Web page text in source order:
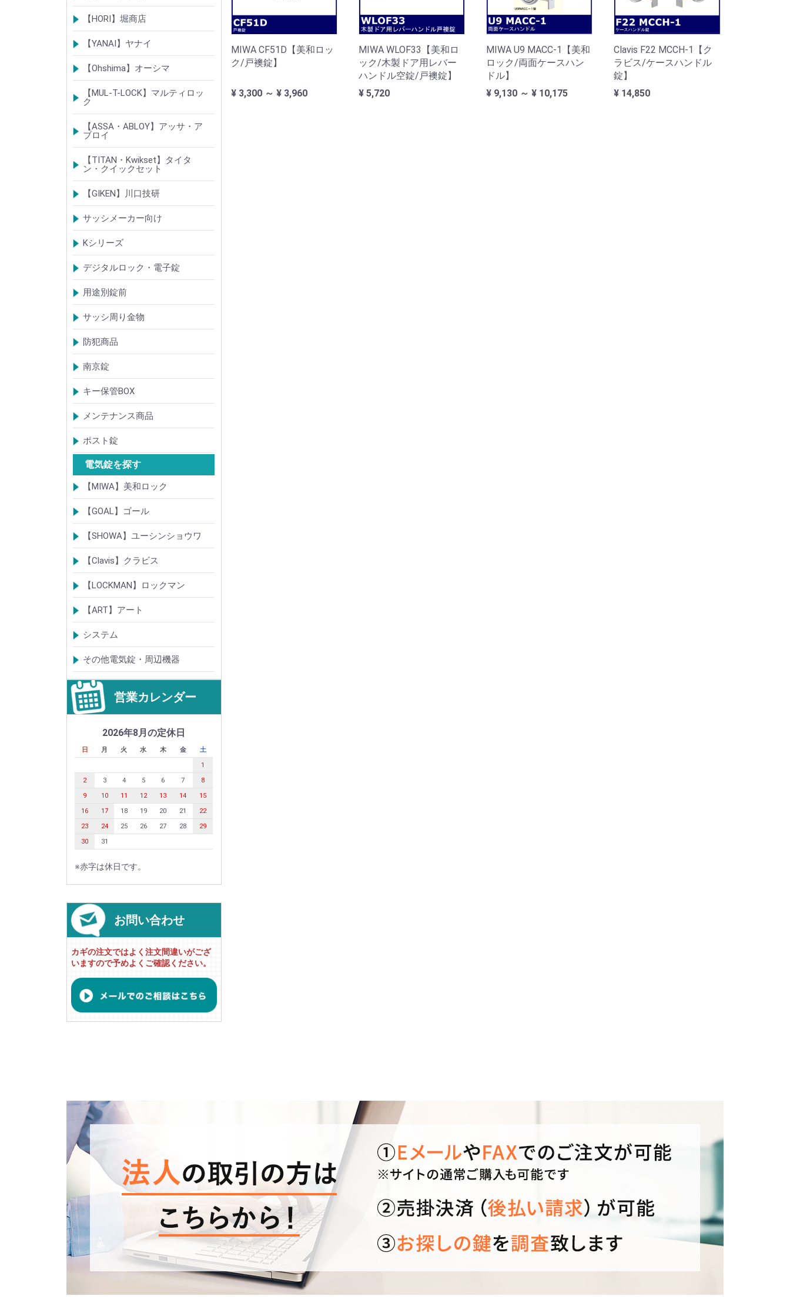
シリンダー
ロック製品
【HORI】堀商店
シリンダー
錠・ロック製品
【YANAI】ヤナイ
Rシリーズシリンダー
ロック製品
【Ohshima】オーシマ
シリンダー
錠・ロック製品
【MUL-T-LOCK】マルティロッ
ク
シリンダー
南京錠
【ASSA・ABLOY】アッサ・ア
ブロイ
シリンダー
ロック製品
【TITAN・Kwikset】タイタ
ン・クイックセット
シリンダー
錠
【GIKEN】川口技研
錠ケース/ラッチング
室内錠シリーズ
サッシメーカー向け
TOSTEMトステム(LIXILリクシル)
新日軽
三協(立山)アルミ
YKK
ミサワホーム
セキスイ
YAMAHA
ダイワハウス
松下電工・ナショナル住宅
不二サッシ
その他
Kシリーズ
【KH】アルミサッシ用引戸錠
【M】ミワ特殊錠
【G】ゴール特殊錠
【S】ショウワ特殊錠
【R】各社特殊錠
【MCY】ミワ取替用シリンダー
【GCY】ゴール取替用シリンダー
【SCY】ショウワ取替用シリンダー
【WCY】ウェスト取替用シリンダー
【ACY】アルファ取替用シリンダー
【KCY】コダイ取替用シリンダー
【KC】クレセントシリーズ
その他Kシリーズ
デジタルロック・電子錠
扉加工あり
扉加工なし(軽微な加工)
ICキー・タグ・カード
用途別錠前
アルミサッシ玄関引戸・引違戸錠
サムラッチ錠
浴室錠
補助錠
エンジンドア錠・ガラス扉錠
ケースハンドル錠
インダストリアルロック・カムロッ
ク
サッシ周り金物
ドアガード
ドアチェーン
クレセント錠
丁番
フランス落とし
ドアクローザ
防犯商品
防犯簡易錠
防犯サムターン
ガードプレート・Lフロント
その他
南京錠
【ALPHA】アルファ
【ABUS】アバス
その他
キー保管BOX
大型キーBOX
小型キーBOX
メンテナンス商品
鍵の潤滑剤
サッシ調整ツール
ポスト錠
【Tajima(MET)】
【DAIKEN】
【コーワソニア】
【キョーワナスタ】
【リンタツ】
その他
電気錠を探す
【MIWA】美和ロック
電気錠・電気ストライク
通電金具
制御器・操作器
電材・その他
BANシリーズ
非接触キー・IDカード
Raccessシリーズ
ノンタッチシリーズ
iELシリーズ
FKL・FeliCa・MIFARE
キースイッチ
補修品・代替品
【GOAL】ゴール
電気錠
通電金具
電気錠システム製品
キースイッチ
【SHOWA】ユーシンショウワ
電気錠・電気ストライク
電気錠システム製品
キースイッチ
【Clavis】クラビス
電気錠
電気錠システム製品
Tebra(ハンズフリー)
キースイッチ
【LOCKMAN】ロックマン
電磁式電気錠
電磁錠取付ブラケット
電気錠システム製品
【ART】アート
電気錠システム
入退管理システム
システム
テンキーシステム
静脈認証システム
ICカード認証システム
その他電気錠・周辺機器
営業カレンダー
2026年8月の定休日
日 月 火 水 木 金
土
1
2
3 4 5 6 7
8
9
10 11 12 13 14
15
16
17 18 19 20 21
22
23
24 25 26 27 28
29
30
31
※赤字は休日です。
お問い合わせ
カギの注文ではよく注文間違いがござ
いますので予めよくご確認ください。
MIWA CF51D【美和ロッ
ク/戸襖錠】
¥ 3,300 ～ ¥ 3,960
MIWA WLOF33【美和ロ
ック/木製ドア用レバー
ハンドル空錠/戸襖錠】
¥ 5,720
MIWA U9 MACC-1【美和
ロック/両面ケースハン
ドル】
¥ 9,130 ～ ¥ 10,175
Clavis F22 MCCH-1【ク
ラビス/ケースハンドル
錠】
¥ 14,850